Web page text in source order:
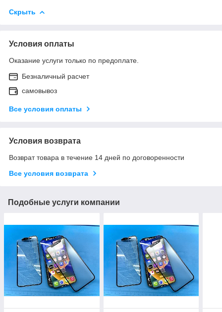
Скрыть
Условия оплаты
Оказание услуги только по предоплате.
Безналичный расчет
самовывоз
Все условия оплаты
Условия возврата
Возврат товара в течение 14 дней по договоренности
Все условия возврата
Подобные услуги компании